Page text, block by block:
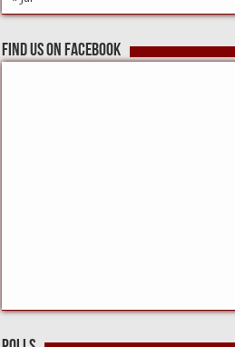
Find us on Facebook